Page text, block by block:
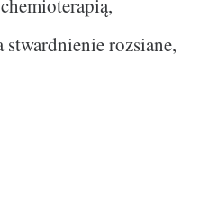
stwardnienie rozsiane,